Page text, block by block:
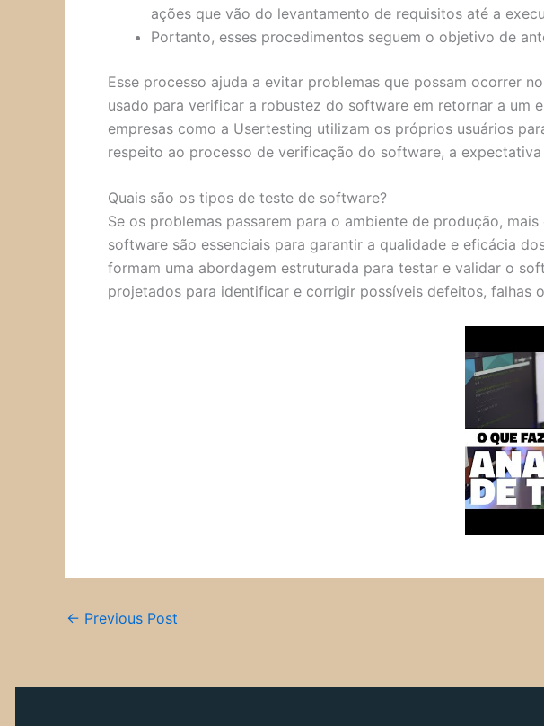
ações que vão do levantamento de requisitos até a
Portanto, esses procedimentos seguem o objetivo de
Esse processo ajuda a evitar problemas que possam ocorrer
usado para verificar a robustez do software em retornar a um
empresas como a Usertesting utilizam os próprios usuários
respeito ao processo de verificação do software, a
Quais são os tipos de teste de software?
Se os problemas passarem para o ambiente de produção,
software são essenciais para garantir a qualidade e eficácia
formam uma abordagem estruturada para testar e validar o
projetados para identificar e corrigir possíveis defeitos, falhas
← Previous Post